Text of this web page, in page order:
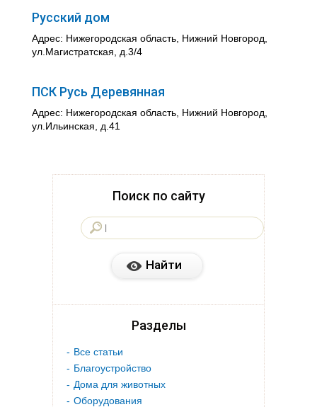
Русский дом
Адрес: Нижегородская область, Нижний Новгород,
ул.Магистратская, д.3/4
ПСК Русь Деревянная
Адрес: Нижегородская область, Нижний Новгород,
ул.Ильинская, д.41
Поиск по сайту
Разделы
Все статьи
Благоустройство
Дома для животных
Оборудования